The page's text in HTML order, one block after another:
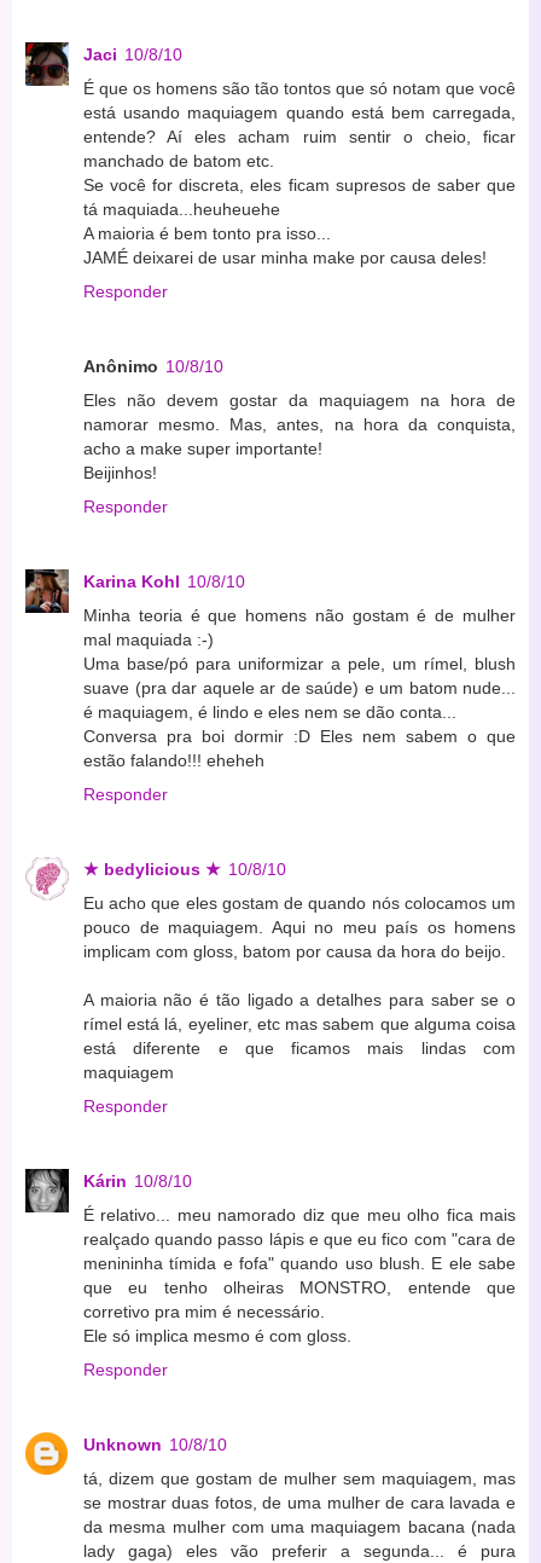
Jaci 10/8/10
É que os homens são tão tontos que só notam que você
está usando maquiagem quando está bem carregada,
entende? Aí eles acham ruim sentir o cheio, ficar
manchado de batom etc.
Se você for discreta, eles ficam supresos de saber que
tá maquiada...heuheuehe
A maioria é bem tonto pra isso...
JAMÉ deixarei de usar minha make por causa deles!
Responder
Anônimo 10/8/10
Eles não devem gostar da maquiagem na hora de
namorar mesmo. Mas, antes, na hora da conquista,
acho a make super importante!
Beijinhos!
Responder
Karina Kohl 10/8/10
Minha teoria é que homens não gostam é de mulher
mal maquiada :-)
Uma base/pó para uniformizar a pele, um rímel, blush
suave (pra dar aquele ar de saúde) e um batom nude...
é maquiagem, é lindo e eles nem se dão conta...
Conversa pra boi dormir :D Eles nem sabem o que
estão falando!!! eheheh
Responder
★ bedylicious ★ 10/8/10
Eu acho que eles gostam de quando nós colocamos um
pouco de maquiagem. Aqui no meu país os homens
implicam com gloss, batom por causa da hora do beijo.
A maioria não é tão ligado a detalhes para saber se o
rímel está lá, eyeliner, etc mas sabem que alguma coisa
está diferente e que ficamos mais lindas com
maquiagem
Responder
Kárin 10/8/10
É relativo... meu namorado diz que meu olho fica mais
realçado quando passo lápis e que eu fico com "cara de
menininha tímida e fofa" quando uso blush. E ele sabe
que eu tenho olheiras MONSTRO, entende que
corretivo pra mim é necessário.
Ele só implica mesmo é com gloss.
Responder
Unknown 10/8/10
tá, dizem que gostam de mulher sem maquiagem, mas
se mostrar duas fotos, de uma mulher de cara lavada e
da mesma mulher com uma maquiagem bacana (nada
lady gaga) eles vão preferir a segunda... é pura